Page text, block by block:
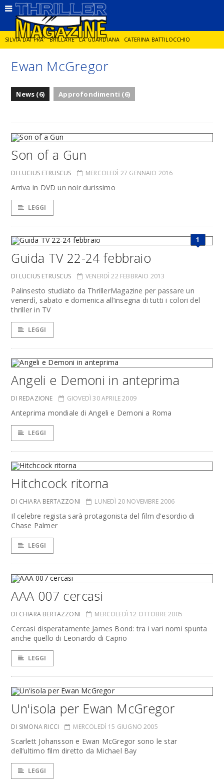
SILVIA DAI PRA' BRILLARE LA GUARDIANA CATERINA BATTILOCCHIO
JORGE DIAZ LA SPIA DELITTO IN CORNICE
Ewan McGregor
News (6) Approfondimenti (6)
Son of a Gun
DI LUCIUS ETRUSCUS MERCOLEDÌ 27 GENNAIO 2016
Arriva in DVD un noir durissimo
LEGGI
1
Guida TV 22-24 febbraio
DI LUCIUS ETRUSCUS VENERDÌ 22 FEBBRAIO 2013
Palinsesto studiato da ThrillerMagazine per passare un
venerdì, sabato e domenica all’insegna di tutti i colori del
thriller in TV
LEGGI
Angeli e Demoni in anteprima
DI REDAZIONE GIOVEDÌ 30 APRILE 2009
Anteprima mondiale di Angeli e Demoni a Roma
LEGGI
Hitchcock ritorna
DI CHIARA BERTAZZONI LUNEDÌ 20 NOVEMBRE 2006
Il celebre regista sarà protagonista del film d'esordio di
Chase Palmer
LEGGI
AAA 007 cercasi
DI CHIARA BERTAZZONI MERCOLEDÌ 12 OTTOBRE 2005
Cercasi disperatamente James Bond: tra i vari nomi spunta
anche quello di Leonardo di Caprio
LEGGI
Un'isola per Ewan McGregor
DI SIMONA RICCI MERCOLEDÌ 15 GIUGNO 2005
Scarlett Johansson e Ewan McGregor sono le star
dell’ultimo film diretto da Michael Bay
LEGGI